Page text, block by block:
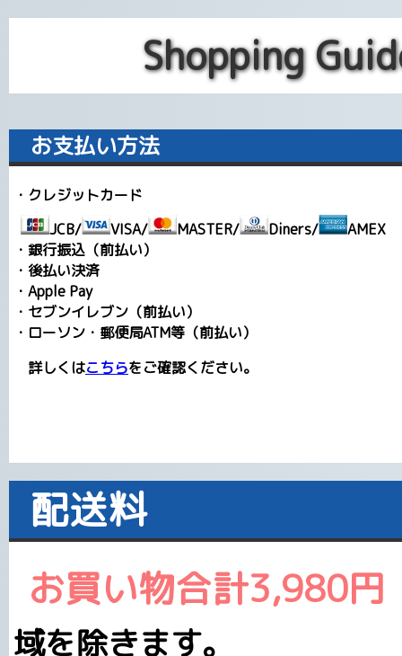
Shopping
お支払い方法
・クレジットカード
JCB/ VISA/ MASTER/ Diners/
AMEX
・銀行振込（前払い）
・後払い決済
・Apple Pay
・セブンイレブン（前払い）
・ローソン・郵便局ATM等（前払い）
詳しくはこちらをご確認ください。
配送料
お買い物合計3,980円
域を除きます。